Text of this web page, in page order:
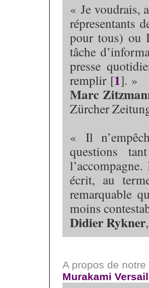
« Je voudrais,
répresentants
pour tous) ou
tâche
presse
remplir [1]. »
Marc
Zürcher
« Il
questions
écrit, au
remarquable
moins
Didier Rykner,
A propos de notre
Murakami